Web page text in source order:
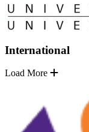
International
Load More